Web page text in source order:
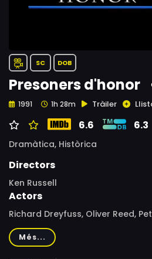
SC DOB
Presoners d'honor
1991 1h 28m Tràiler
6.6 6.3
Dramàtica, Històrica
Directors
Ken Russell
Actors
Richard Dreyfuss, Oliver Reed,
Brian Blessed, Peter Vaughan,
Neilson, Lindsay Anderson
Més...